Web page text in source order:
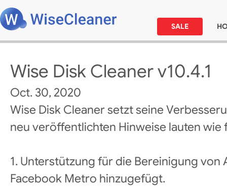
SALE
Wise Disk Cleaner v10.4.1
Oct. 30, 2020
Wise Disk Cleaner setzt seine
neu veröffentlichten Hinweise lauten wie
1. Unterstützung für die Bereinigung von
Facebook Metro hinzugefügt.